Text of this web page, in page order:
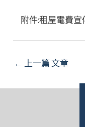
附件:租屋電費宣
Post
← 上一篇 文章